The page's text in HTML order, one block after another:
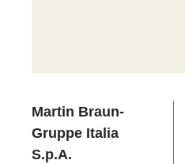
Martin Braun-
Gruppe Italia
S.p.A.